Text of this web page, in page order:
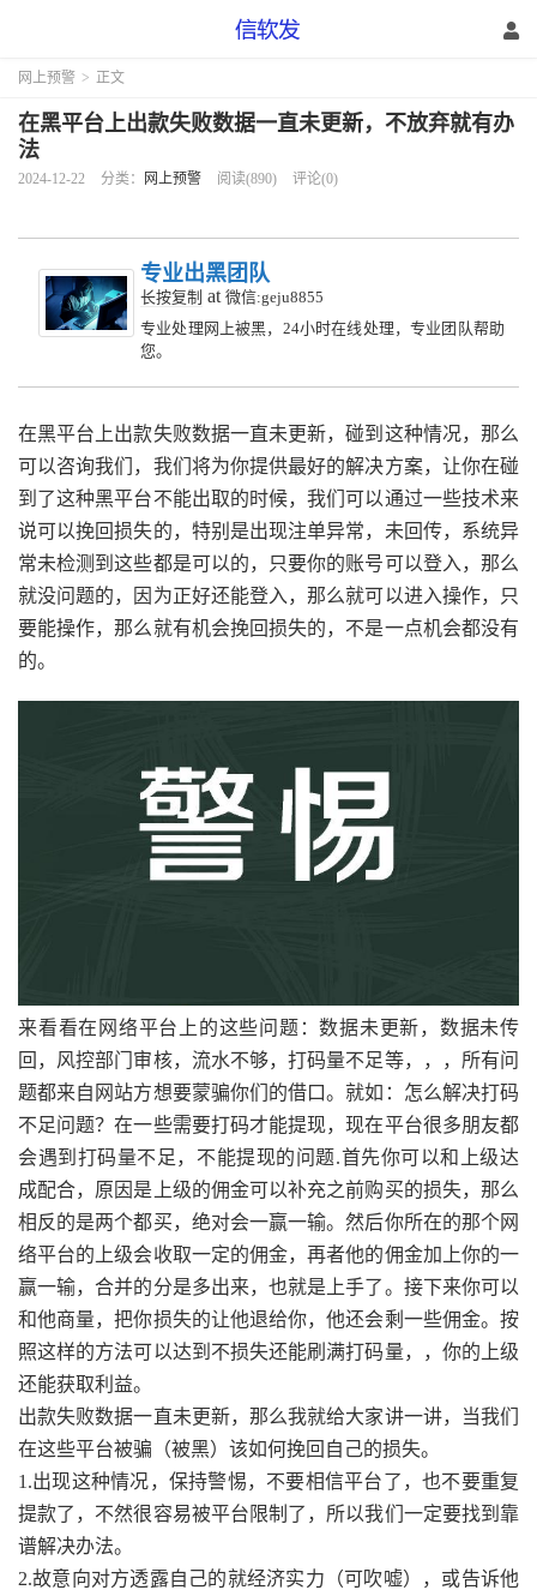
网上预警 > 正文
在黑平台上出款失败数据一直未更新，不放弃就有办
法
2024-12-22 分类： 网上预警 阅读(890) 评论(0)
专业出黑团队
长按复制 at 微信:geju8855
专业处理网上被黑，24小时在线处理，专业团队帮助
您。
在黑平台上出款失败数据一直未更新，碰到这种情况，那么
可以咨询我们，我们将为你提供最好的解决方案，让你在碰
到了这种黑平台不能出取的时候，我们可以通过一些技术来
说可以挽回损失的，特别是出现注单异常，未回传，系统异
常未检测到这些都是可以的，只要你的账号可以登入，那么
就没问题的，因为正好还能登入，那么就可以进入操作，只
要能操作，那么就有机会挽回损失的，不是一点机会都没有
的。
来看看在网络平台上的这些问题：数据未更新，数据未传
回，风控部门审核，流水不够，打码量不足等，，，所有问
题都来自网站方想要蒙骗你们的借口。就如：怎么解决打码
不足问题？在一些需要打码才能提现，现在平台很多朋友都
会遇到打码量不足，不能提现的问题.首先你可以和上级达
成配合，原因是上级的佣金可以补充之前购买的损失，那么
相反的是两个都买，绝对会一赢一输。然后你所在的那个网
络平台的上级会收取一定的佣金，再者他的佣金加上你的一
赢一输，合并的分是多出来，也就是上手了。接下来你可以
和他商量，把你损失的让他退给你，他还会剩一些佣金。按
照这样的方法可以达到不损失还能刷满打码量，，你的上级
还能获取利益。
出款失败数据一直未更新，那么我就给大家讲一讲，当我们
在这些平台被骗（被黑）该如何挽回自己的损失。
1.出现这种情况，保持警惕，不要相信平台了，也不要重复
提款了，不然很容易被平台限制了，所以我们一定要找到靠
谱解决办法。
2.故意向对方透露自己的就经济实力（可吹嘘），或告诉他